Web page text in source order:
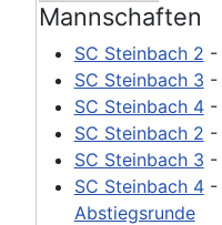
Mannschaften
SC Steinbach 2 -
SC Steinbach 3 -
SC Steinbach 4-
SC Steinbach 2 -
SC Steinbach 3 -
SC Steinbach 4-
Abstiegsrunde